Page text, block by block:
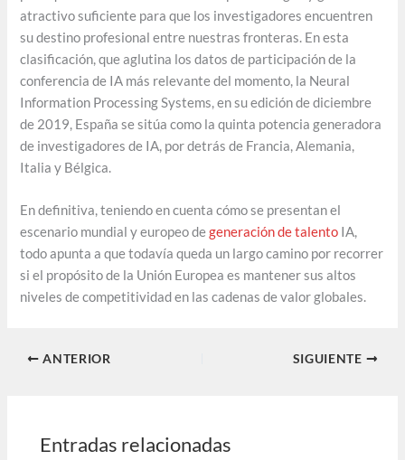
atractivo suficiente para que los investigadores encuentren
su destino profesional entre nuestras fronteras. En esta
clasificación, que aglutina los datos de participación de la
conferencia de IA más relevante del momento, la Neural
Information Processing Systems, en su edición de diciembre
de 2019, España se sitúa como la quinta potencia generadora
de investigadores de IA, por detrás de Francia, Alemania,
Italia y Bélgica.
En definitiva, teniendo en cuenta cómo se presentan el
escenario mundial y europeo degeneración de talento IA,
todo apunta a que todavía queda un largo camino por recorrer
si el propósito de la Unión Europea es mantener sus altos
niveles de competitividad en las cadenas de valor globales.
ANTERIOR SIGUIENTE
Entradas relacionadas